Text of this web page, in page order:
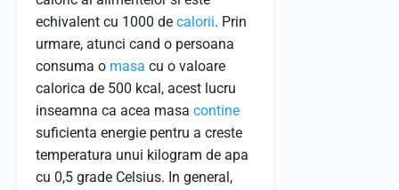
echivalent cu 1000 de calorii. Prin
urmare, atunci cand o persoana
consuma o masa cu o valoare
calorica de 500 kcal, acest lucru
inseamna ca acea masa contine
suficienta energie pentru a creste
temperatura unui kilogram de apa
cu 0,5 grade Celsius. In general,